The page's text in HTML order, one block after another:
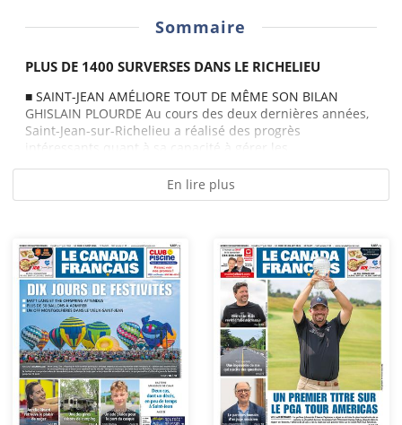
Sommaire
PLUS DE 1400 SURVERSES DANS LE RICHELIEU
■ SAINT-JEAN AMÉLIORE TOUT DE MÊME SON BILAN
GHISLAIN PLOURDE Au cours des deux dernières années,
Saint-Jean-sur-Richelieu a réalisé des progrès
intéressants quant à sa capacité à gérer les...
En lire plus